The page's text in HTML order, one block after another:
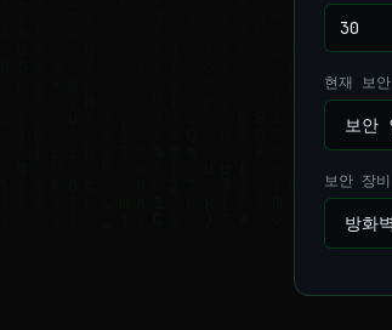
현재 보
보안 장